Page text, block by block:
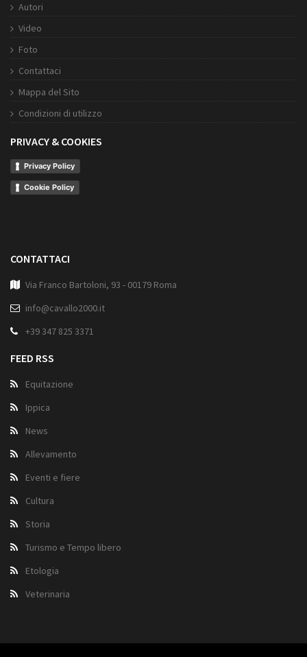
Autori
Video
Foto
Contattaci
Mappa del Sito
Condizioni di utilizzo
PRIVACY & COOKIES
Privacy Policy
Cookie Policy
CONTATTACI
Via Franco Bartoloni, 93 - 00179 Roma
info@cavallo2000.it
+39 347 825 3371
FEED RSS
Equitazione
Ippica
News
Allevamento
Eventi e fiere
Cultura
Storia
Turismo e Tempo libero
Etologia
Veterinaria